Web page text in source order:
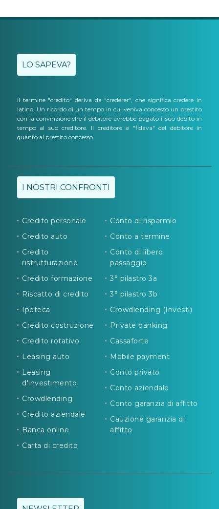
LO SAPEVA?
Il termine "credito" deriva da "crederer", che significa credere in
latino. Un ricordo di un tempo in cui veniva concesso un prestito
con la convinzione che il debitore avrebbe pagato il suo debito in
tempo al suo creditore. Il creditore si "fidava" del debitore in
quanto al prestito concesso.
I NOSTRI CONFRONTI
Credito personale
Credito auto
Credito
ristrutturazione
Credito formazione
Riscatto di credito
Ipoteca
Credito costruzione
Credito rotativo
Leasing auto
Leasing
d'investimento
Crowdlending
Credito aziendale
Banca online
Carta di credito
Conto di risparmio
Conto a termine
Conto di libero
passaggio
3° pilastro 3a
3° pilastro 3b
Crowdlending (Investi)
Private banking
Cassaforte
Mobile payment
Conto privato
Conto aziendale
Conto garanzia di affitto
Cauzione garanzia di
affitto